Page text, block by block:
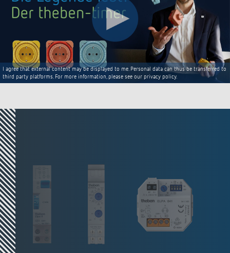
I agree that external content may be displayed to me. Personal data can thus be transferred to
third party platforms. For more information, please see our privacy policy.